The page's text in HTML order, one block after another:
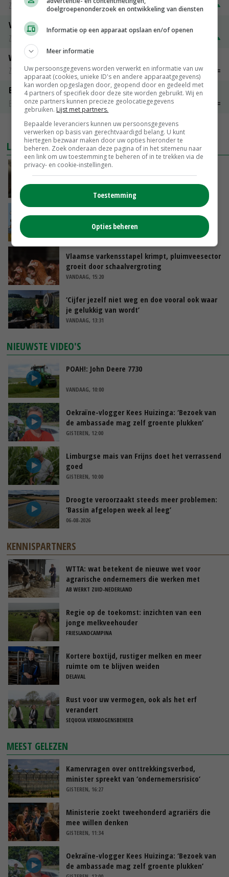
Zuivel weekprijzen € 269,00 € 7,00
Volle melkpoeder
Zuivel weekprijzen
Weipoeder
Zuivel weekprijzen
€ 134,00 € 0,00
Boeren Gouda 12 kg
Boerenkaas
€ 6,05
MEER MARKTPRIJZEN
LAATSTE NIEUWS
‘Samenwerking A-ware en Amalthea gaat
zorgen voor meer balans’
groot: Nederland in Europese top
VANDAAG, 15:33
Vlaamse varkensstapel krimpt, pluimveesector
groeit door schaalvergroting
VANDAAG, 15:20
‘Cijfer jezelf niet weg en doe vooral ook waar
je gelukkig van wordt’
VANDAAG, 13:31
NIEUWSTE VIDEO'S
POAH!: John Deere 7730
VANDAAG, 10:00
Oekraïne-vlogger Kees Huizinga: ‘Bezoek van
de ambassade mag zelf groente plukken’
GISTEREN, 12:00
Limburgse mais van Frijns doet het verrassend
goed
GISTEREN, 10:00
Droogte veroorzaakt steeds meer problemen:
‘Bassin afgelopen week al leeg’
06-08-2026
KENNISPARTNERS
WTTA: wat betekent de nieuwe wet voor
agrarische ondernemers die werken met
uitzendkrachten?
AB WERKT ZUID-NEDERLAND
Regie op de toekomst: inzichten van een
jonge melkveehouder
FRIESLANDCAMPINA
Kortere boxtijd, rustiger melken en meer
ruimte om te blijven weiden
DELAVAL
Rust voor uw vermogen, ook als het erf
verandert
SEQUOIA VERMOGENSBEHEER
MEEST GELEZEN
Kamervragen over onttrekkingsverbod,
minister spreekt van ‘ondernemersrisico’
GISTEREN, 16:27
Ministerie zoekt tweehonderd agrariërs die
mee willen denken
GISTEREN, 11:34
Oekraïne-vlogger Kees Huizinga: ‘Bezoek van
de ambassade mag zelf groente plukken’
doelgroepenonderzoek en ontwikkeling van diensten
Informatie op een apparaat opslaan en/of openen
Meer informatie
Uw persoonsgegevens worden verwerkt en informatie van uw
apparaat (cookies, unieke ID's en andere apparaatgegevens)
kan worden opgeslagen door, geopend door en gedeeld met
4 partners of specifiek door deze site worden gebruikt. Wij en
onze partners kunnen precieze geolocatiegegevens
gebruiken. Lijst met partners.
Bepaalde leveranciers kunnen uw persoonsgegevens
verwerken op basis van gerechtvaardigd belang. U kunt
hiertegen bezwaar maken door uw opties hieronder te
beheren. Zoek onderaan deze pagina of in het sitemenu naar
een link om uw toestemming te beheren of in te trekken via de
privacy- en cookie-instellingen.
Toestemming
Opties beheren